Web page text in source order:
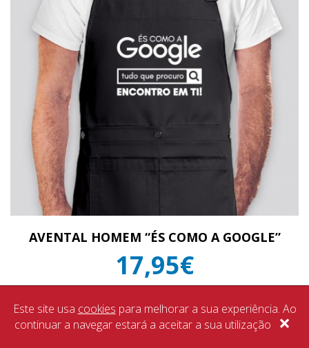
AVENTAL HOMEM “ÉS COMO A GOOGLE”
17,95€
Este site usa cookies para melhorar a sua experiência. Ao
continuar a navegar estará a aceitar a sua utilização ×